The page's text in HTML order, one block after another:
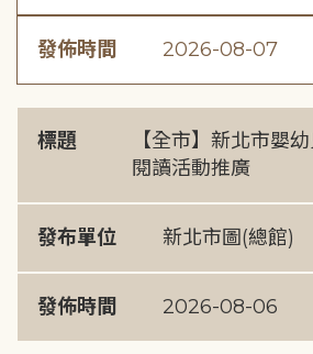
發佈時間 2026-08-07
標題
【全市】新北市嬰
閱讀活動推廣
發布單位 新北市圖(總館)
發佈時間 2026-08-06